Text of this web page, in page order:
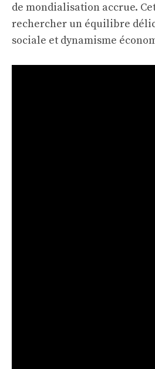
de mondialisation accrue.
rechercher un équilibre
sociale et dynamisme